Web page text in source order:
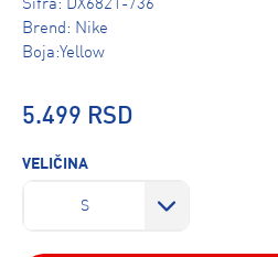
Šifra: DX6821-736
Brend: Nike
Boja:Yellow
5.499 RSD
VELIČINA
S